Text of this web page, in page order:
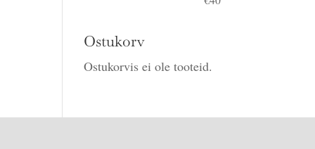
Ostukorv
Ostukorvis ei ole tooteid.